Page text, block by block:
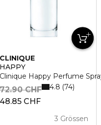
CLINIQUE
HAPPY
Clinique Happy Perfume
48.85 CHF
CHF
3 Grössen
4.8 74